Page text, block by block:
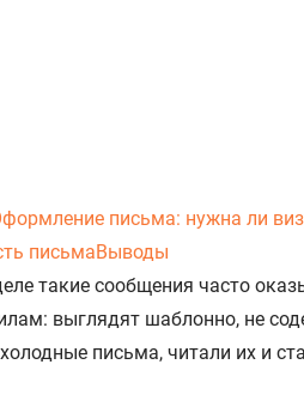
письма: нужна ли
письмаВыводы
такие сообщения часто
выглядят шаблонно, не
письма, читали их и